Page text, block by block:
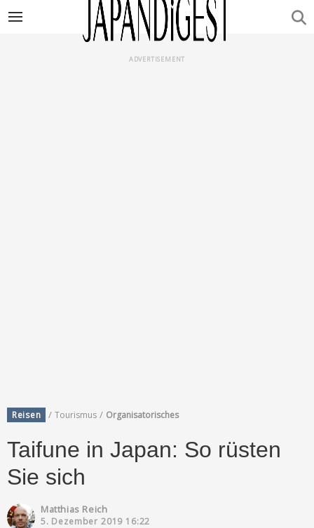
ADVERTISEMENT
Reisen / Tourismus / Organisatorisches
Taifune in Japan: So rüsten
Sie sich
Matthias Reich
5. Dezember 2019 16:22